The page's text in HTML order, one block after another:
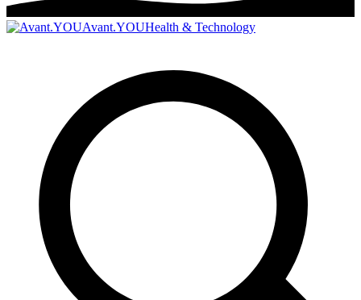
Avant.YOUHealth & Technology